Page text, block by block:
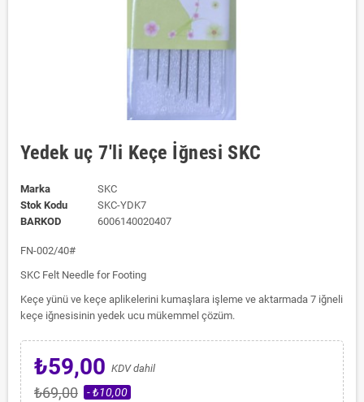
Yedek uç 7'li Keçe İğnesi SKC
Marka
SKC
Stok Kodu
SKC-YDK7
BARKOD
6006140020407
FN-002/40#
SKC Felt Needle for Footing
Keçe yünü ve keçe aplikelerini kumaşlara işleme ve aktarmada 7 iğneli
keçe iğnesisinin yedek ucu mükemmel çözüm.
₺59,00 KDV dahil
₺69,00 - ₺10,00